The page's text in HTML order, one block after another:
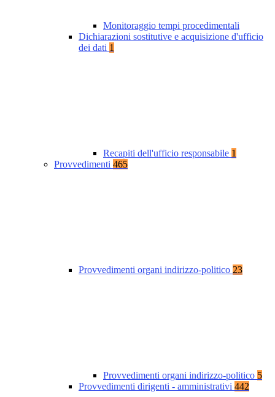
Monitoraggio tempi procedimentali
Dichiarazioni sostitutive e acquisizione d'ufficio
dei dati 1
Recapiti dell'ufficio responsabile 1
Provvedimenti 465
Provvedimenti organi indirizzo-politico 23
Provvedimenti organi indirizzo-politico 5
Provvedimenti dirigenti - amministrativi 442